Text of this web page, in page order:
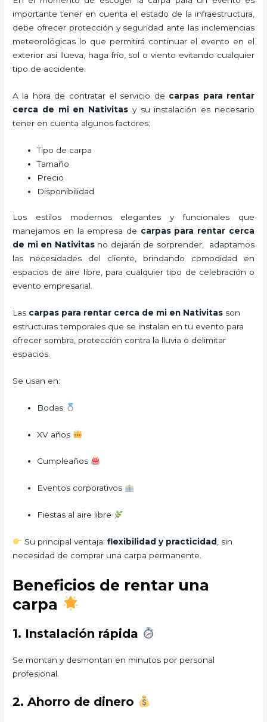
importante tener en cuenta el estado de la infraestructura,
debe ofrecer protección y seguridad ante las inclemencias
meteorológicas lo que permitirá continuar el evento en el
exterior así llueva, haga frío, sol o viento evitando cualquier
tipo de accidente.
A la hora de contratar el servicio de carpas para rentar
cerca de mi en Nativitas y su instalación es necesario
tener en cuenta algunos factores:
Tipo de carpa
Tamaño
Precio
Disponibilidad
Los estilos modernos elegantes y funcionales que
manejamos en la empresa de carpas para rentar cerca
de mi en Nativitasno dejarán de sorprender, adaptamos
las necesidades del cliente, brindando comodidad en
espacios de aire libre, para cualquier tipo de celebración o
evento empresarial.
Las carpas para rentar cerca de mi en Nativitas son
estructuras temporales que se instalan en tu evento para
ofrecer sombra, protección contra la lluvia o delimitar
espacios.
Se usan en:
Bodas
XV años
Cumpleaños
Eventos corporativos
Fiestas al aire libre
Su principal ventaja: flexibilidad y practicidad
, sin
necesidad de comprar una carpa permanente.
Beneficios de rentar una
carpa
1. Instalación rápida
Se montan y desmontan en minutos por personal
profesional.
2. Ahorro de dinero